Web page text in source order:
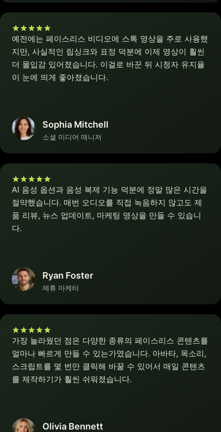
예전에는 페이스리스 비디오에 스톡 영상을 주로 사용했
지만, 사실적인 립싱크와 표정 덕분에 이제 영상이 훨씬
더 몰입감 있어졌습니다. 이걸로 바꾼 뒤 시청자 유지율
이 눈에 띄게 좋아졌습니다.
Sophia Mitchell
소셜 미디어 매니저
AI 음성 옵션과 음성 복제 기능 덕분에 정말 많은 시간을
절약했습니다. 매번 오디오를 직접 녹음하지 않고도 제
품 리뷰, 뉴스 업데이트, 마케팅 영상을 만들 수 있습니
다.
Ryan Foster
제휴 마케터
가장 놀라웠던 점은 다양한 종류의 페이스리스 콘텐츠를
얼마나 빠르게 만들 수 있는가였습니다. 아바타, 목소리,
스크립트를 몇 번만 클릭해 바꿀 수 있어서 매일 콘텐츠
를 제작하기가 훨씬 쉬워졌습니다.
Olivia Bennett